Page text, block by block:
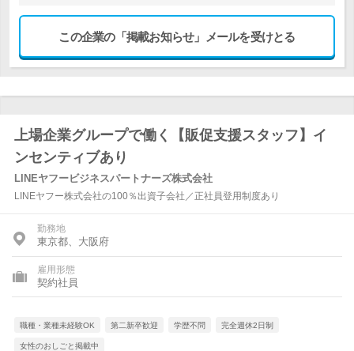
この企業の「掲載お知らせ」メールを受けとる
上場企業グループで働く【販促支援スタッフ】イ
ンセンティブあり
LINEヤフービジネスパートナーズ株式会社
LINEヤフー株式会社の100％出資子会社／正社員登用制度あり
勤務地
東京都、大阪府
雇用形態
契約社員
職種・業種未経験OK 第二新卒歓迎 学歴不問 完全週休2日制
女性のおしごと掲載中